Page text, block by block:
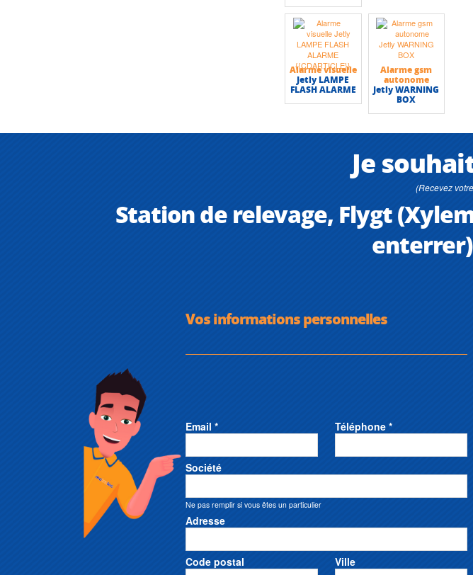
Alarme visuelle
Jetly LAMPE
FLASH ALARME
Alarme gsm
autonome
Jetly WARNING
BOX
Je
(Recevez
Station de relevage, Flygt
enterrer)
Vos informations personnelles
Email * Téléphone *
Société
Ne pas remplir si vous êtes un particulier
Adresse
Code postal Ville